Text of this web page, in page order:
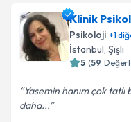
Klinik
Psikoloji +1
İstanbul, Şişli
5 (59
Yasemin hanım çok tatlı
daha...